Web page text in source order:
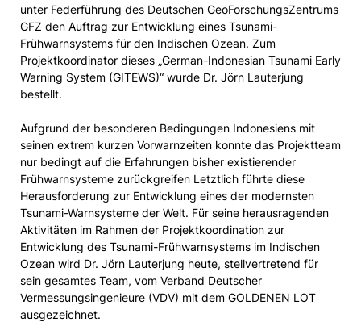
unter Federführung des Deutschen GeoForschungsZentrums
GFZ den Auftrag zur Entwicklung eines Tsunami-
Frühwarnsystems für den Indischen Ozean. Zum
Projektkoordinator dieses „German-Indonesian Tsunami Early
Warning System (GITEWS)“ wurde Dr. Jörn Lauterjung
bestellt.
Aufgrund der besonderen Bedingungen Indonesiens mit
seinen extrem kurzen Vorwarnzeiten konnte das Projektteam
nur bedingt auf die Erfahrungen bisher existierender
Frühwarnsysteme zurückgreifen Letztlich führte diese
Herausforderung zur Entwicklung eines der modernsten
Tsunami-Warnsysteme der Welt. Für seine herausragenden
Aktivitäten im Rahmen der Projektkoordination zur
Entwicklung des Tsunami-Frühwarnsystems im Indischen
Ozean wird Dr. Jörn Lauterjung heute, stellvertretend für
sein gesamtes Team, vom Verband Deutscher
Vermessungsingenieure (VDV) mit dem GOLDENEN LOT
ausgezeichnet.